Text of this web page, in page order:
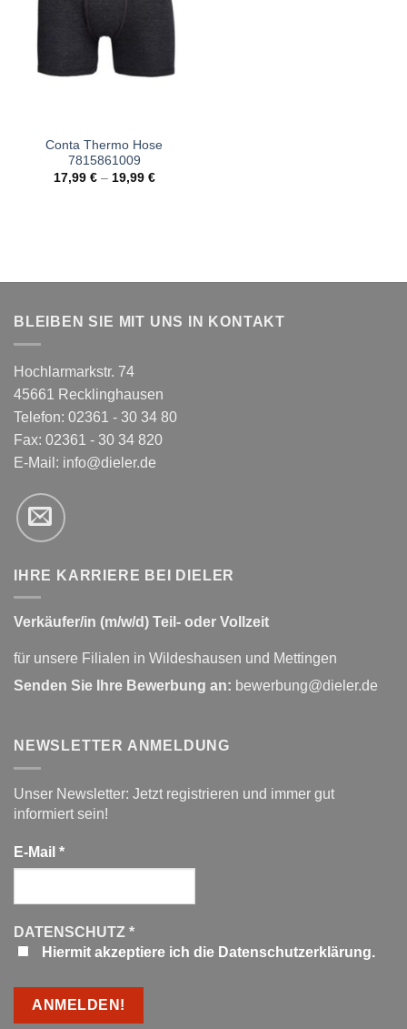
Conta Thermo Hose
7815861009
17,99 €– 19,99 €
BLEIBEN SIE MIT UNS IN KONTAKT
Hochlarmarkstr. 74
45661 Recklinghausen
Telefon: 02361 - 30 34 80
Fax: 02361 - 30 34 820
E-Mail: info@dieler.de
IHRE KARRIERE BEI DIELER
Verkäufer/in (m/w/d) Teil- oder Vollzeit
für unsere Filialen in Wildeshausen und Mettingen
Senden Sie Ihre Bewerbung an: bewerbung@dieler.de
NEWSLETTER ANMELDUNG
Unser Newsletter: Jetzt registrieren und immer gut
informiert sein!
E-Mail *
DATENSCHUTZ *
Hiermit akzeptiere ich die Datenschutzerklärung.